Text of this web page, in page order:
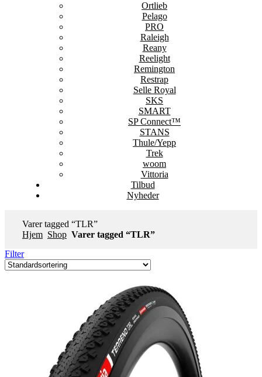
Ortlieb
Pelago
PRO
Raleigh
Reany
Reelight
Remington
Restrap
Selle Royal
SKS
SMART
SP Connect™
STANS
Thule/Yepp
Trek
woom
Vittoria
Tilbud
Nyheder
Varer tagged “TLR”
Hjem Shop Varer tagged “TLR”
Filter